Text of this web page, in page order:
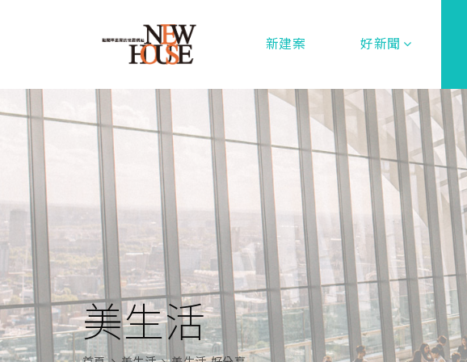
新建案 好新聞
美生活